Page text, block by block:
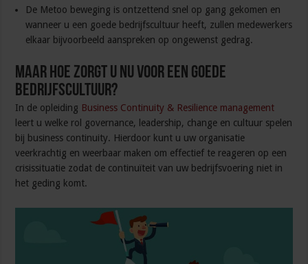
De Metoo beweging is ontzettend snel op gang gekomen en
wanneer u een goede bedrijfscultuur heeft, zullen medewerkers
elkaar bijvoorbeeld aanspreken op ongewenst gedrag.
Maar hoe zorgt u nu voor een goede
bedrijfscultuur?
In de opleiding Business Continuity & Resilience management
leert u welke rol governance, leadership, change en cultuur spelen
bij business continuity. Hierdoor kunt u uw organisatie
veerkrachtig en weerbaar maken om effectief te reageren op een
crisissituatie zodat de continuïteit van uw bedrijfsvoering niet in
het geding komt.